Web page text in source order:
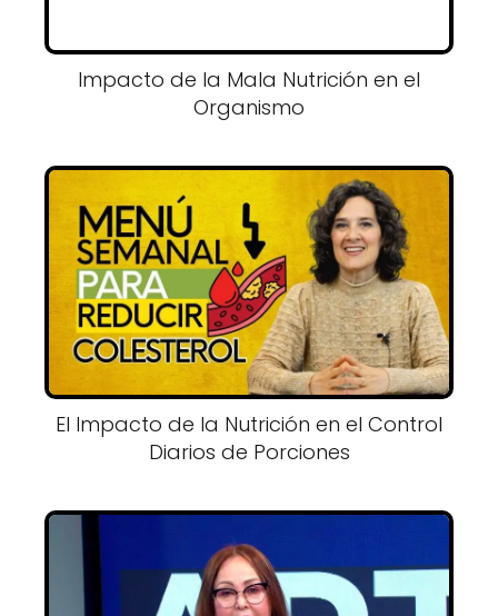
Impacto de la Mala Nutrición en el
Organismo
El Impacto de la Nutrición en el Control
Diarios de Porciones